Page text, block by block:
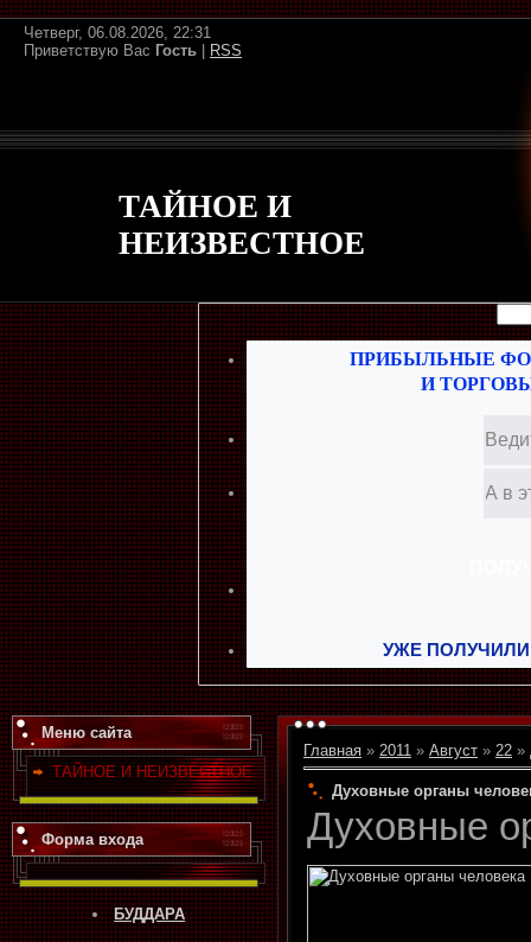
Четверг, 06.08.2026, 22:31
Приветствую Вас Гость RSS
ТАЙНОЕ И
НЕИЗВЕСТНОЕ
ПРИБЫЛЬНЫЕ
И
УЖЕ
Меню сайта
ТАЙНОЕ И НЕИЗВЕСТНОЕ
Форма входа
БУДДАРА
Главная » 2011 » Август » 22 »
Духовные органы
Духовные